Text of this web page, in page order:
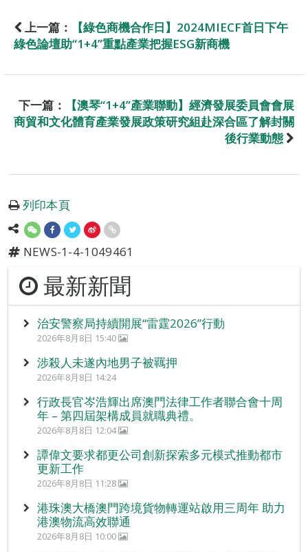
上一篇：
【綠色商機合作日】2024MIECF首日下午
綠色論壇助“1+4”重點產業把握ESG新商機
下一篇：
【澳琴“1+4”產業聯動】經濟發展委員會會展
商貿和文化體育產業發展政策研究組赴深合區了解封關
後行業動態
列印本頁
NEWS-1-4-1049461
最新新聞
治安警察局持續開展“雷霆2026”行動
2026年8月8日 15:40
涉殺人未遂內地男子被羈押
2026年8月8日 14:24
行政長官岑浩輝出席澳門法律工作者聯合會十周
年 – 第四屆架構成員就職典禮。
2026年8月8日 12:04
譚偉文要求都更公司創新探索多元模式推動都市
更新工作
2026年8月8日 11:28
港珠澳大橋澳門跨境貨物轉運站啟用三周年 助力
港澳物流高效聯通
2026年8月8日 10:00